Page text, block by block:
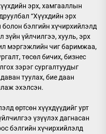
эрх, хамгааллын
“Хүүхдийн эрх
бэлгийн хүчирхийлэлд
зүйн үйлчилгээ, хууль, эрх
мэргэжлийн чиг баримжаа,
төсөл бичих, бизнес
зэрэг сургалтуудыг
туулах, бие даан
эхэлсэн.
өртсөн хүүхдүүдийг урт
үзүүлэх дагнасан
бэлгийн хүчирхийлэлд